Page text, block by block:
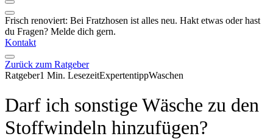
Frisch renoviert: Bei Fratzhosen ist alles neu. Hakt etwas oder hast
du Fragen? Melde dich gern.
Kontakt
Zurück zum Ratgeber
Ratgeber1 Min. LesezeitExpertentippWaschen
Darf ich sonstige Wäsche zu den
Stoffwindeln hinzufügen?